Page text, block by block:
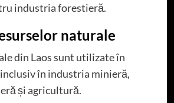
industria forestieră.
naturale
din Laos sunt utilizate în
în industria minieră,
și agricultură.